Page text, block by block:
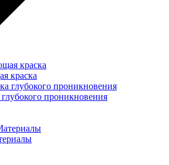
краска
проникновения